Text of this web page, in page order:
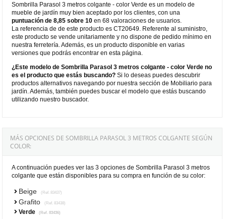
Sombrilla Parasol 3 metros colgante - color Verde es un modelo de
mueble de jardín muy bien aceptado por los clientes, con una
puntuación de 8,85 sobre 10 en 68 valoraciones de usuarios.
La referencia de de este producto es CT20649. Referente al suministro,
este producto se vende unitariamente y no dispone de pedido mínimo en
nuestra ferretería. Además, es un producto disponible en varias
versiones que podrás encontrar en esta página.
¿Este modelo de Sombrilla Parasol 3 metros colgante - color Verde no
es el producto que estás buscando? Si lo deseas puedes descubrir
productos alternativos navegando por nuestra sección de Mobiliario para
jardín. Además, también puedes buscar el modelo que estás buscando
utilizando nuestro buscador.
MÁS OPCIONES DE SOMBRILLA PARASOL 3 METROS COLGANTE SEGÚN
COLOR:
A continuación puedes ver las 3 opciones de Sombrilla Parasol 3 metros
colgante que están disponibles para su compra en función de su color:
Beige (Ref. 83437)
Grafito (Ref. 83438)
Verde (Ref. 83436)